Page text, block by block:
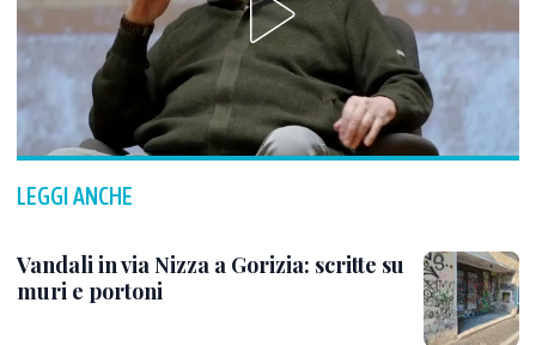
LEGGI ANCHE
Vandali in via Nizza a Gorizia: scritte su
muri e portoni